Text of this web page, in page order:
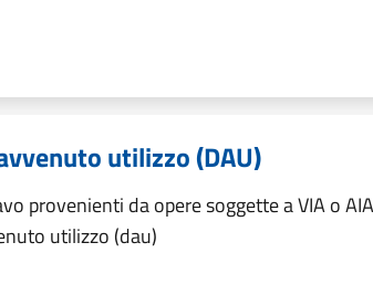
utilizzo (DAU)
provenienti da opere soggette a VIA o
utilizzo (dau)